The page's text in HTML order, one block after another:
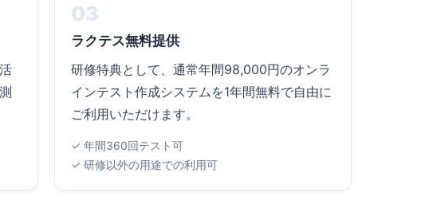
03
ラクテス無料提供
研修特典として、通常年間98,000円のオンラ
インテスト作成システムを1年間無料で自由に
ご利用いただけます。
✓ 年間360回テスト可
✓ 研修以外の用途での利用可